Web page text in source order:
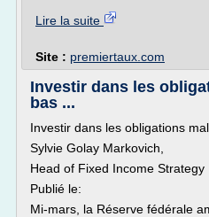
Lire la suite
Site : premiertaux.com
Investir dans les
bas ...
Investir dans les obligations
Sylvie Golay Markovich,
Head of Fixed Income Strategy
Publié le:
Mi-mars, la Réserve fédérale